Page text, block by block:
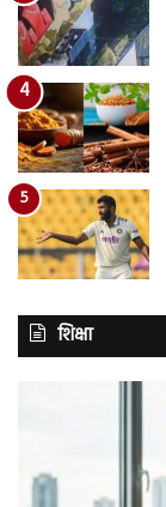
शिक्षा